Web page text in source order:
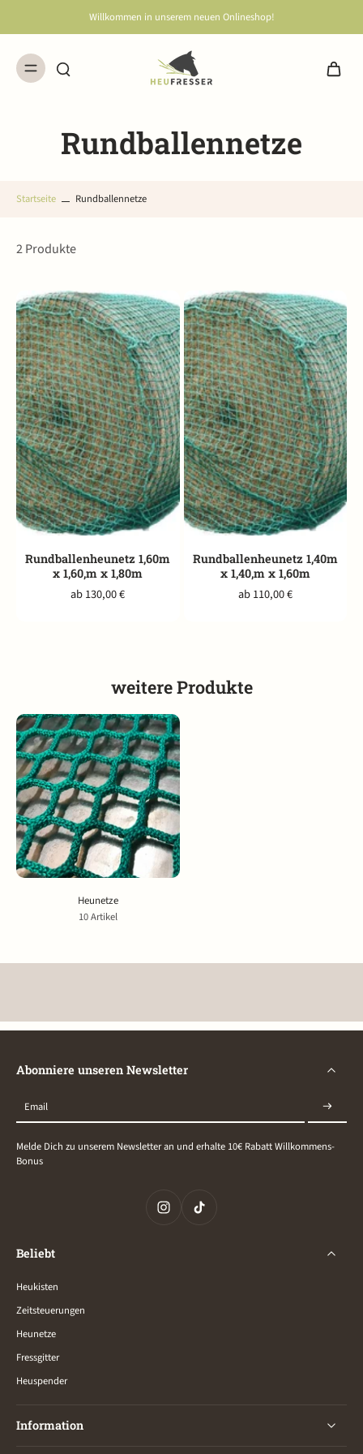
Willkommen in unserem neuen Onlineshop!
Rundballennetze
Startseite Rundballennetze
2 Produkte
Rundballenheunetz 1,60m
x 1,60,m x 1,80m
ab 130,00 €
Rundballenheunetz 1,40m
x 1,40,m x 1,60m
ab 110,00 €
weitere Produkte
Heunetze
10 Artikel
Abonniere unseren Newsletter
Email
Melde Dich zu unserem Newsletter an und erhalte 10€ Rabatt Willkommens-
Bonus
Beliebt
Heukisten
Zeitsteuerungen
Heunetze
Fressgitter
Heuspender
Information